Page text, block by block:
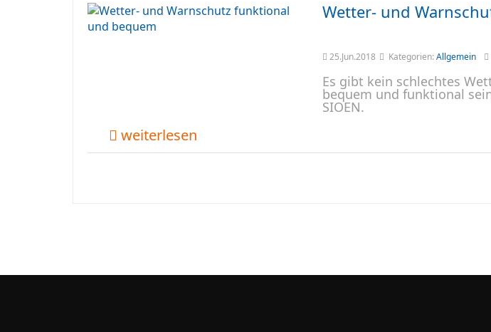
Wetter- und
25.Jun.2018 Kategorien:Allgemein
Es gibt kein schlechtes
bequem und funktional
SIOEN.
weiterlesen